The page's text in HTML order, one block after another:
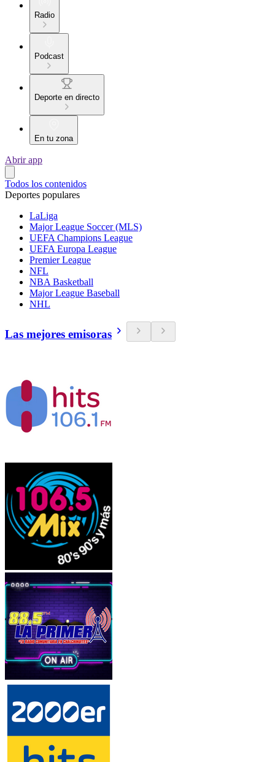
Radio
Podcast
Deporte en directo
En tu zona
Abrir app
Todos los contenidos
Deportes populares
LaLiga
Major League Soccer (MLS)
UEFA Champions League
UEFA Europa League
Premier League
NFL
NBA Basketball
Major League Baseball
NHL
Las mejores emisoras